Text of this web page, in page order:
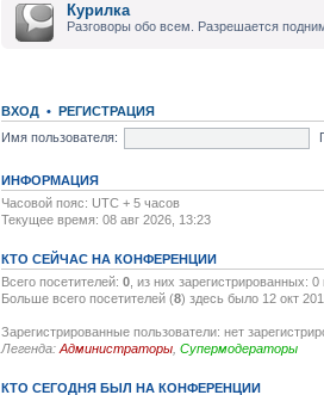
Курилка
Разговоры обо всем. Разрешается
ВХОД • РЕГИСТРАЦИЯ
Имя пользователя:
ИНФОРМАЦИЯ
Часовой пояс: UTC + 5 часов
Текущее время: 08 авг 2026, 13:23
КТО СЕЙЧАС НА КОНФЕРЕНЦИИ
Всего посетителей: 0 , из них зарегистрированных:
Больше всего посетителей (8) здесь было 12 окт
Зарегистрированные пользователи: нет
Легенда: Администраторы Супермодераторы
КТО СЕГОДНЯ БЫЛ НА КОНФЕРЕНЦИИ